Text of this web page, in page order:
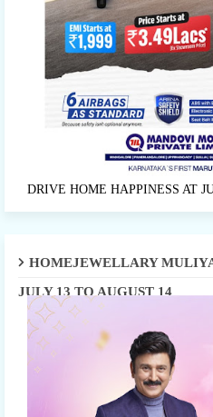
DRIVE HOME HAPPINESS AT
HOMEJEWELLARY
JULY 13 TO AUGUST 14